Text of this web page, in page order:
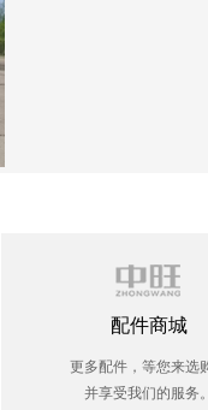
配件商城
更多配件，等您来选
并享受我们的服务。